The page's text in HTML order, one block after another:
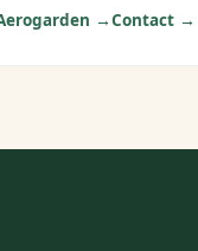
→Contact →